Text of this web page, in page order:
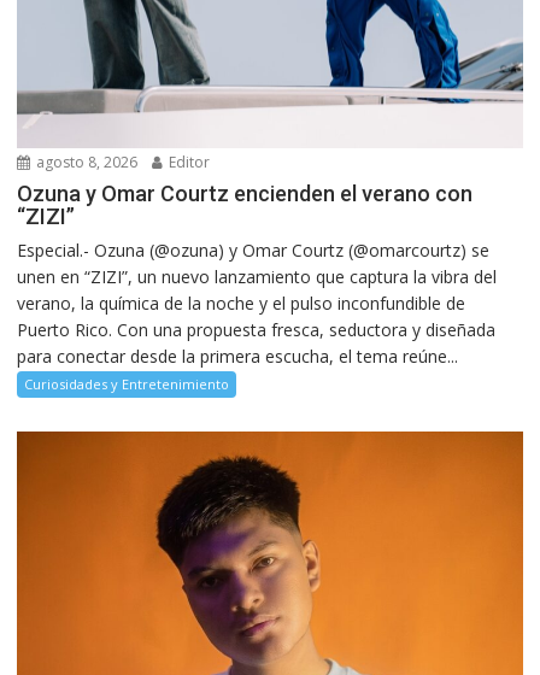
agosto 8, 2026 Editor
Ozuna y Omar Courtz encienden el verano con
“ZIZI”
Especial.- Ozuna (@ozuna) y Omar Courtz (@omarcourtz) se
unen en “ZIZI”, un nuevo lanzamiento que captura la vibra del
verano, la química de la noche y el pulso inconfundible de
Puerto Rico. Con una propuesta fresca, seductora y diseñada
para conectar desde la primera escucha, el tema reúne...
Curiosidades y Entretenimiento